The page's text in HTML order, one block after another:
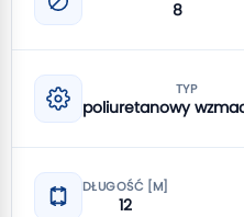
8
TYP
poliuretanowy
DŁUGOŚĆ [M]
12